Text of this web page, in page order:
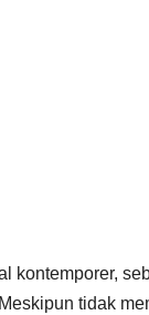
kontemporer,
tidak